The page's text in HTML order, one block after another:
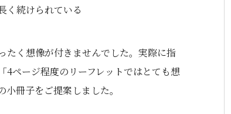
く続けられている
たく想像が付きませんでした。実際に指
ページ程度のリーフレットではとても想
冊子をご提案しました。